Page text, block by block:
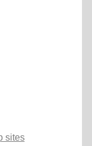
sites